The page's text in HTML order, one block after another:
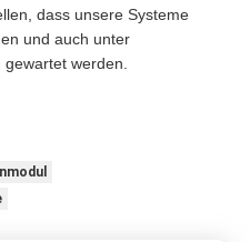
dass unsere Systeme
und auch unter
werden.